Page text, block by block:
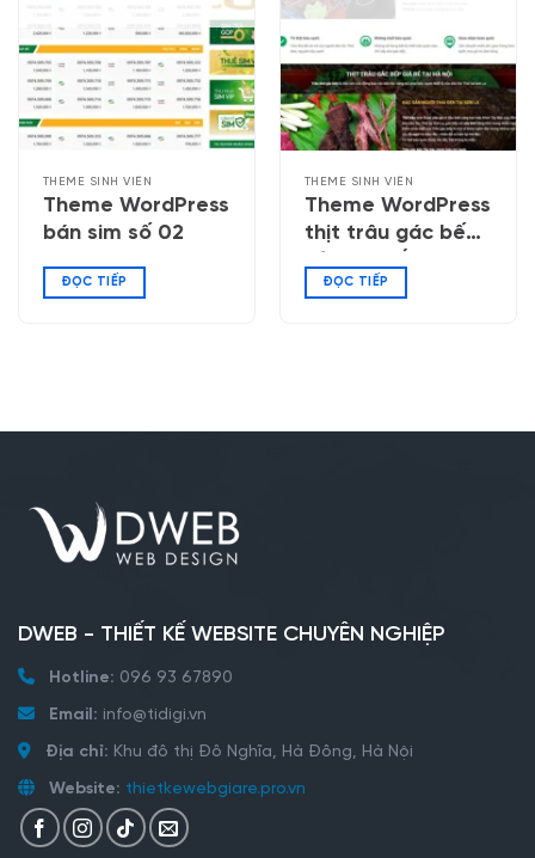
THEME SINH VIÊN
Theme WordPress
bán sim số 02
ĐỌC TIẾP
THEME SINH VIÊN
Theme WordPress
thịt trâu gác bếp,
ĐỌC TIẾP
DWEB - THIẾT KẾ WEBSITE CHUYÊN NGHIỆP
Hotline: 096 93 67890
Email: info@tidigi.vn
Địa chỉ: Khu đô thị Đô Nghĩa, Hà Đông, Hà Nội
Website: thietkewebgiare.pro.vn